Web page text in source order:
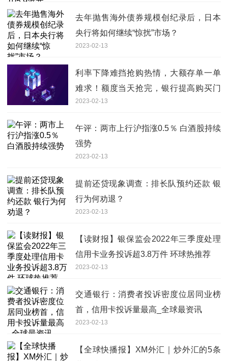
去年抛售海外债券规模创纪录后，日本
央行将如何继续“惊扰”市场？
2023-02-13
利率下降难挡抢购热情，大额存单一单
难求！额度当天抢完，银行提高购买门
槛-天天热闻
2023-02-13
午评：两市上行沪指涨0.5％ 白酒股持续
强势
2023-02-13
提前还贷现象调查：排长队预约还款 银
行为何劝退？
2023-02-13
【读财报】银保监会2022年三季度处理
信用卡业务投诉超3.8万件 环球热推荐
2023-02-13
交通银行：消费者投诉密度位居同业榜
首，信用卡投诉量最高_全球最资讯
2023-02-13
【全球快播报】XM外汇｜炒外汇的5条